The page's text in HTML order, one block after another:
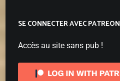
SE CONNECTER AVEC PATREON
Accès au site sans pub !